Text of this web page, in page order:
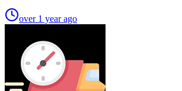
over 1 year ago